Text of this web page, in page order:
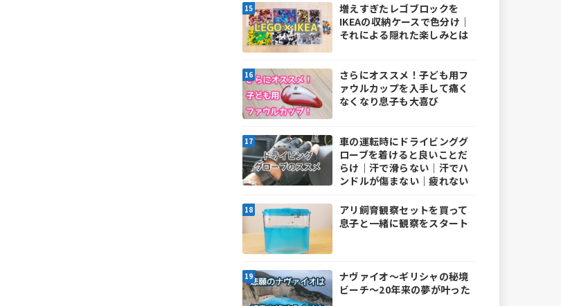
増えすぎたレゴブロックを
IKEAの収納ケースで色分け｜
それによる隠れた楽しみとは
さらにオススメ！子ども用フ
ァウルカップを入手して痛く
なくなり息子も大喜び
車の運転時にドライビンググ
ローブを着けると良いことだ
らけ｜汗で滑らない｜汗でハ
ンドルが傷まない｜疲れない
アリ飼育観察セットを買って
息子と一緒に観察をスタート
ナヴァイオ～ギリシャの秘境
ビーチ～20年来の夢が叶った